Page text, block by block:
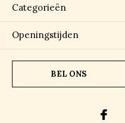
Categorieën
Openingstijden
BEL ONS